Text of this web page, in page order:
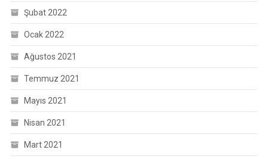
Şubat 2022
Ocak 2022
Ağustos 2021
Temmuz 2021
Mayıs 2021
Nisan 2021
Mart 2021